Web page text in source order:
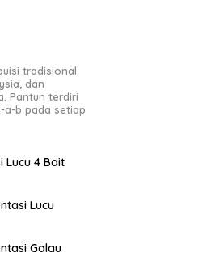
tradisional
dan
Pantun terdiri
a-b pada setiap
Lucu 4 Bait
Lucu
Galau